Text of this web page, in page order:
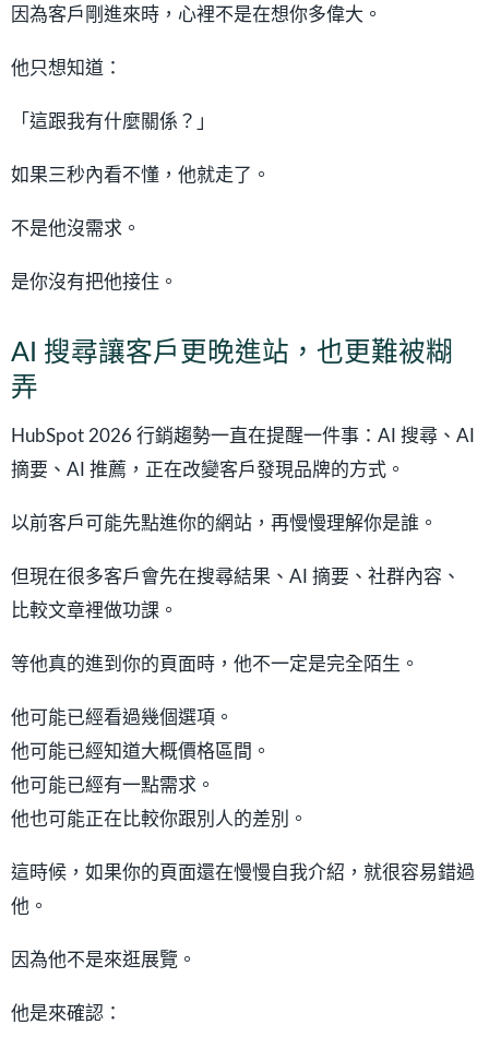
因為客戶剛進來時，心裡不是在想你多偉大。
他只想知道：
「這跟我有什麼關係？」
如果三秒內看不懂，他就走了。
不是他沒需求。
是你沒有把他接住。
AI 搜尋讓客戶更晚進站，也更難被糊
弄
HubSpot 2026 行銷趨勢一直在提醒一件事：AI 搜尋、AI
摘要、AI 推薦，正在改變客戶發現品牌的方式。
以前客戶可能先點進你的網站，再慢慢理解你是誰。
但現在很多客戶會先在搜尋結果、AI 摘要、社群內容、
比較文章裡做功課。
等他真的進到你的頁面時，他不一定是完全陌生。
他可能已經看過幾個選項。
他可能已經知道大概價格區間。
他可能已經有一點需求。
他也可能正在比較你跟別人的差別。
這時候，如果你的頁面還在慢慢自我介紹，就很容易錯過
他。
因為他不是來逛展覽。
他是來確認：